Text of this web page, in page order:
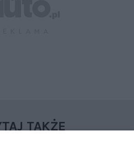
TAKŻE